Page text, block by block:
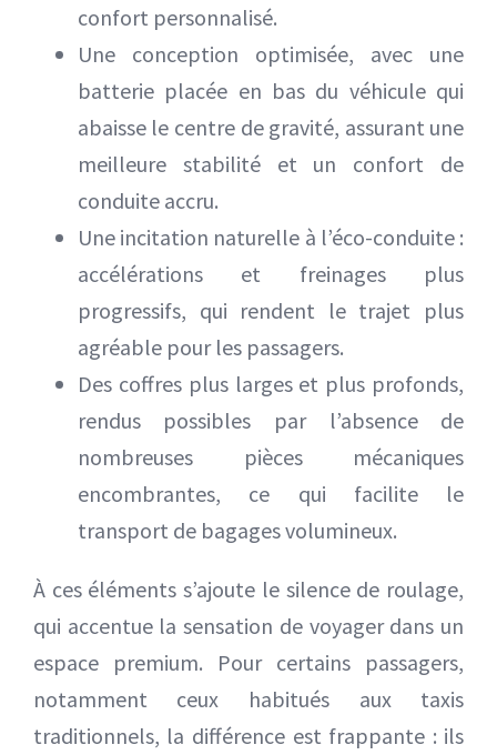
confort personnalisé.
Une conception optimisée, avec une
batterie placée en bas du véhicule qui
abaisse le centre de gravité, assurant une
meilleure stabilité et un confort de
conduite accru.
Une incitation naturelle à l’éco-conduite :
accélérations et freinages plus
progressifs, qui rendent le trajet plus
agréable pour les passagers.
Des coffres plus larges et plus profonds,
rendus possibles par l’absence de
nombreuses pièces mécaniques
encombrantes, ce qui facilite le
transport de bagages volumineux.
À ces éléments s’ajoute le silence de roulage,
qui accentue la sensation de voyager dans un
espace premium. Pour certains passagers,
notamment ceux habitués aux taxis
traditionnels, la différence est frappante : ils